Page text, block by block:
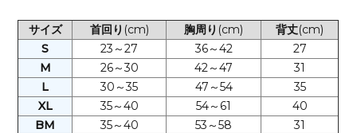
サイズ 首回り (cm) 胸周り (cm) 背丈(cm)
S
23～27 36～42
27
M
26～30 42～47
31
L
30～35 47～54
35
XL
35～40 54～61
40
BM
35～40 53～58 31